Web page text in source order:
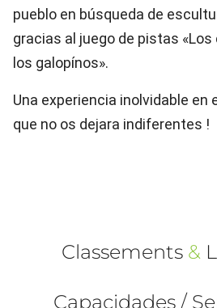
pueblo en búsqueda de
gracias al juego de pistas
los galopínos».
Una experiencia inolvidable en
que no os dejara indiferentes !
Classements &
Capacidades /